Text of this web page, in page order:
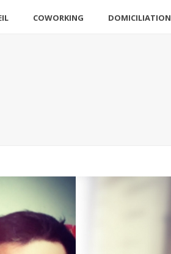
COWORKING DOMICILIATION